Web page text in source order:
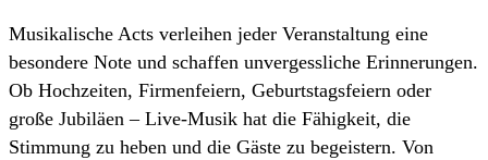
Musikalische Acts verleihen jeder Veranstaltung eine
besondere Note und schaffen unvergessliche Erinnerungen.
Ob Hochzeiten, Firmenfeiern, Geburtstagsfeiern oder
große Jubiläen – Live-Musik hat die Fähigkeit, die
Stimmung zu heben und die Gäste zu begeistern. Von